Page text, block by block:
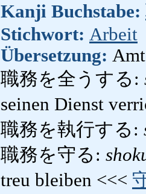
Kanji Buchstabe:
Stichwort: Arbeit
Übersetzung:
職務を全うする:
seinen Dienst
職務を執行する:
職務を守る:
treu bleiben <<<